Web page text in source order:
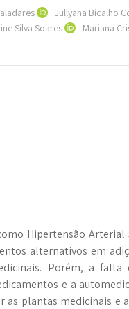
Jullyana Bicalho
Silva Soares
Mariana
Hipertensão Arterial
alternativos em
Porém, a
e a
plantas medicinais e